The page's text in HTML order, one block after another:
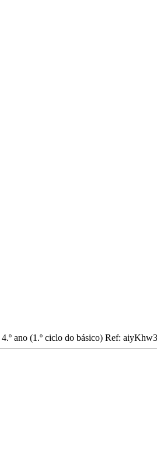
4.º ano (1.º ciclo do básico) Ref: